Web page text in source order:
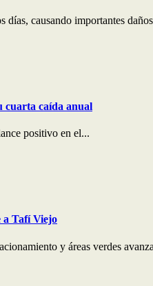
días, causando importantes
cuarta caída anual
positivo en el...
a Tafí Viejo
y áreas verdes